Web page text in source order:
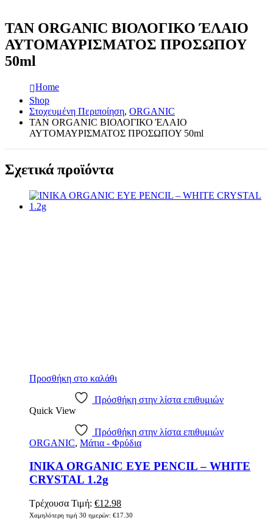
TAN ORGANIC ΒΙΟΛΟΓΙΚΟ ΈΛΑΙΟ
ΑΥΤΟΜΑΥΡΙΣΜΑΤΟΣ ΠΡΟΣΩΠΟΥ
50ml
Home
Shop
Στοχευμένη Περιποίηση, ORGANIC
TAN ORGANIC ΒΙΟΛΟΓΙΚΟ ΈΛΑΙΟ
ΑΥΤΟΜΑΥΡΙΣΜΑΤΟΣ ΠΡΟΣΩΠΟΥ 50ml
Σχετικά προϊόντα
Προσθήκη στο καλάθι
Πρόσθήκη στην λίστα επιθυμιών
Quick View
Πρόσθήκη στην λίστα επιθυμιών
ORGANIC, Μάτια - Φρύδια
INIKA ORGANIC EYE PENCIL – WHITE
CRYSTAL 1.2g
Τρέχουσα Τιμή: Original
price
€12.98Η
τρέχουσα
Χαμηλότερη τιμή 30 ημερών: €17.30